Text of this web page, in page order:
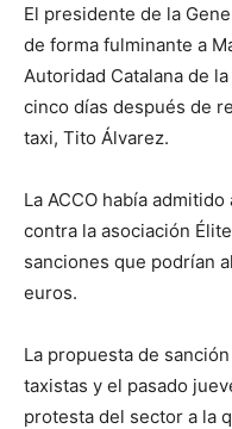
El presidente de la
de forma fulminante a
Autoridad Catalana de
cinco días después de
taxi, Tito Álvarez.
La ACCO había
contra la asociación
sanciones que podrían
euros.
La propuesta de
taxistas y el pasado
protesta del sector a la